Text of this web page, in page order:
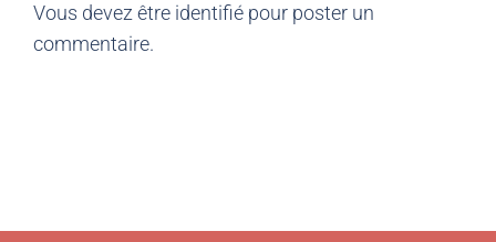
Vous devez être identifié pour poster un
commentaire.